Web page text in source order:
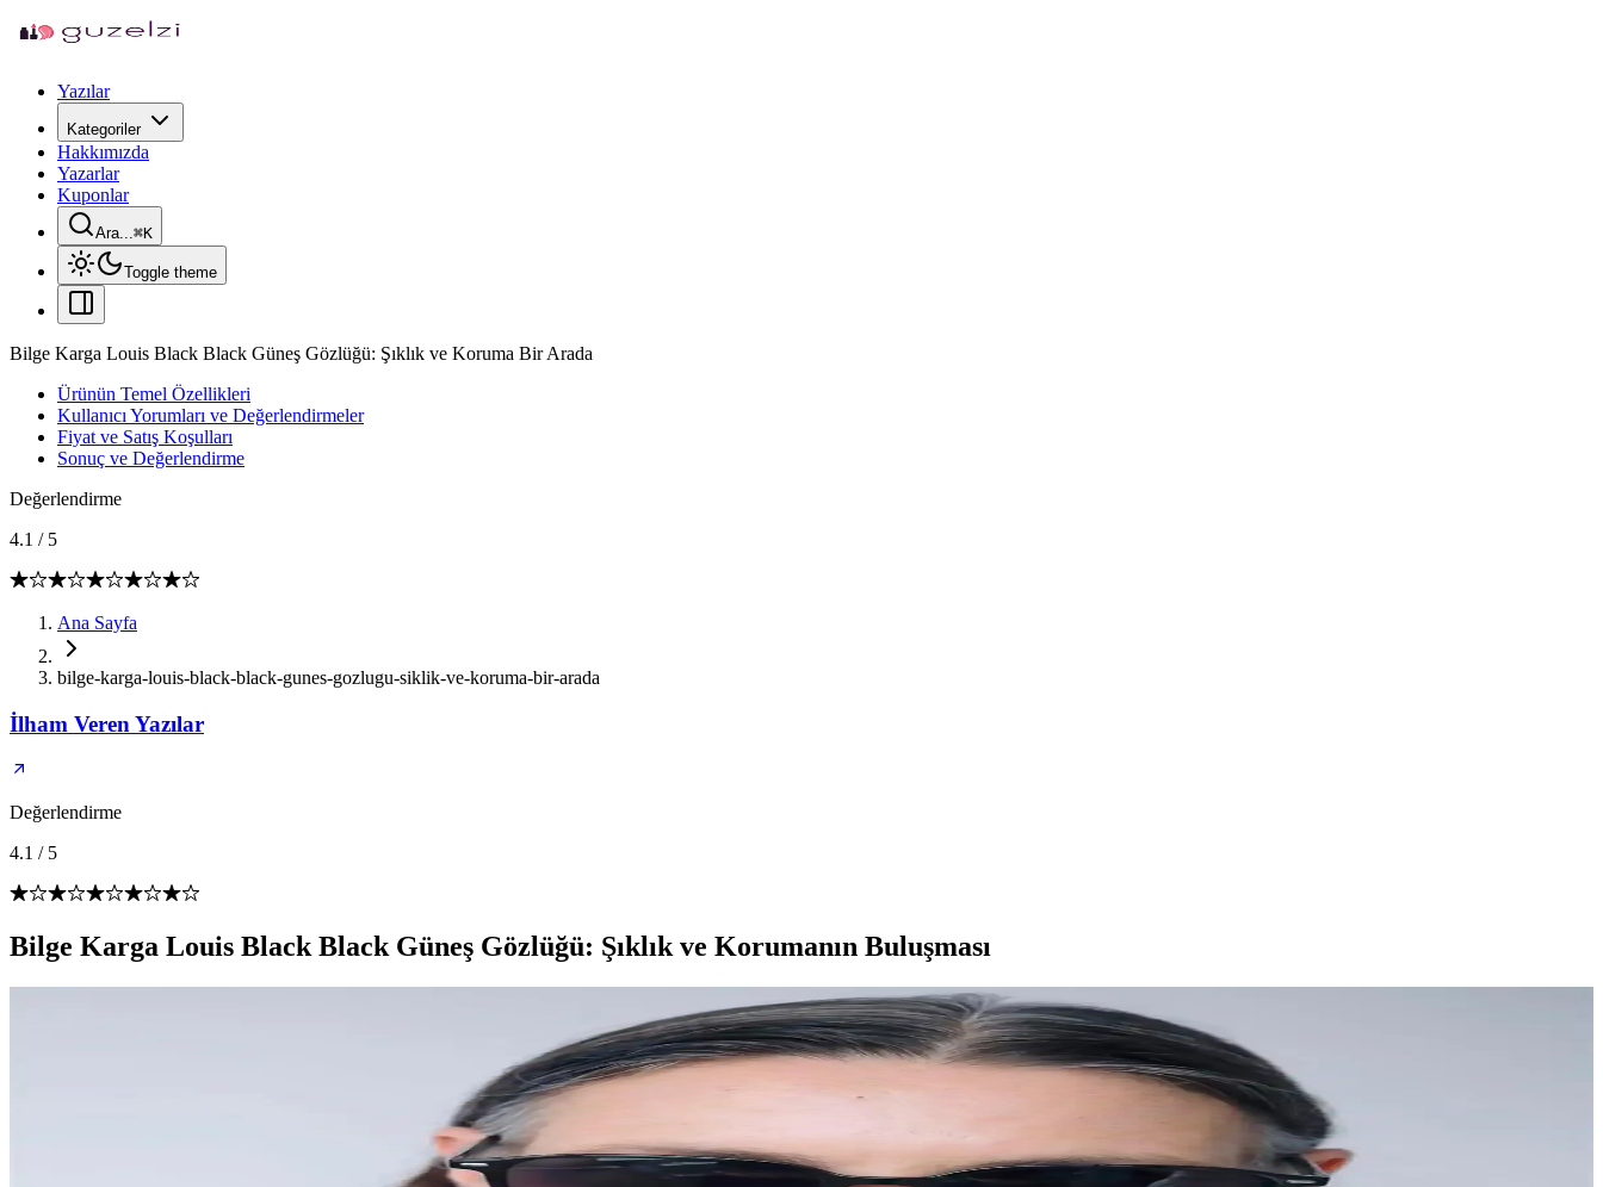
Yazılar
Kategoriler
Hakkımızda
Yazarlar
Kuponlar
Ara...⌘K
Toggle theme
Bilge Karga Louis Black Black Güneş Gözlüğü: Şıklık ve Koruma Bir Arada
Ürünün Temel Özellikleri
Kullanıcı Yorumları ve Değerlendirmeler
Fiyat ve Satış Koşulları
Sonuç ve Değerlendirme
Değerlendirme
4.1 / 5
Ana Sayfa
bilge-karga-louis-black-black-gunes-gozlugu-siklik-ve-koruma-bir-arada
İlham Veren Yazılar
Değerlendirme
4.1 / 5
Bilge Karga Louis Black Black Güneş Gözlüğü: Şıklık ve Korumanın Buluşması